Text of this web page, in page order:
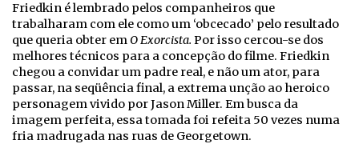
Friedkin é lembrado pelos companheiros que
trabalharam com ele como um ‘obcecado’ pelo resultado
que queria obter emO Exorcista. Por isso cercou-se dos
melhores técnicos para a concepção do filme. Friedkin
chegou a convidar um padre real, e não um ator, para
passar, na seqüência final, a extrema unção ao heroico
personagem vivido por Jason Miller. Em busca da
imagem perfeita, essa tomada foi refeita 50 vezes numa
fria madrugada nas ruas de Georgetown.